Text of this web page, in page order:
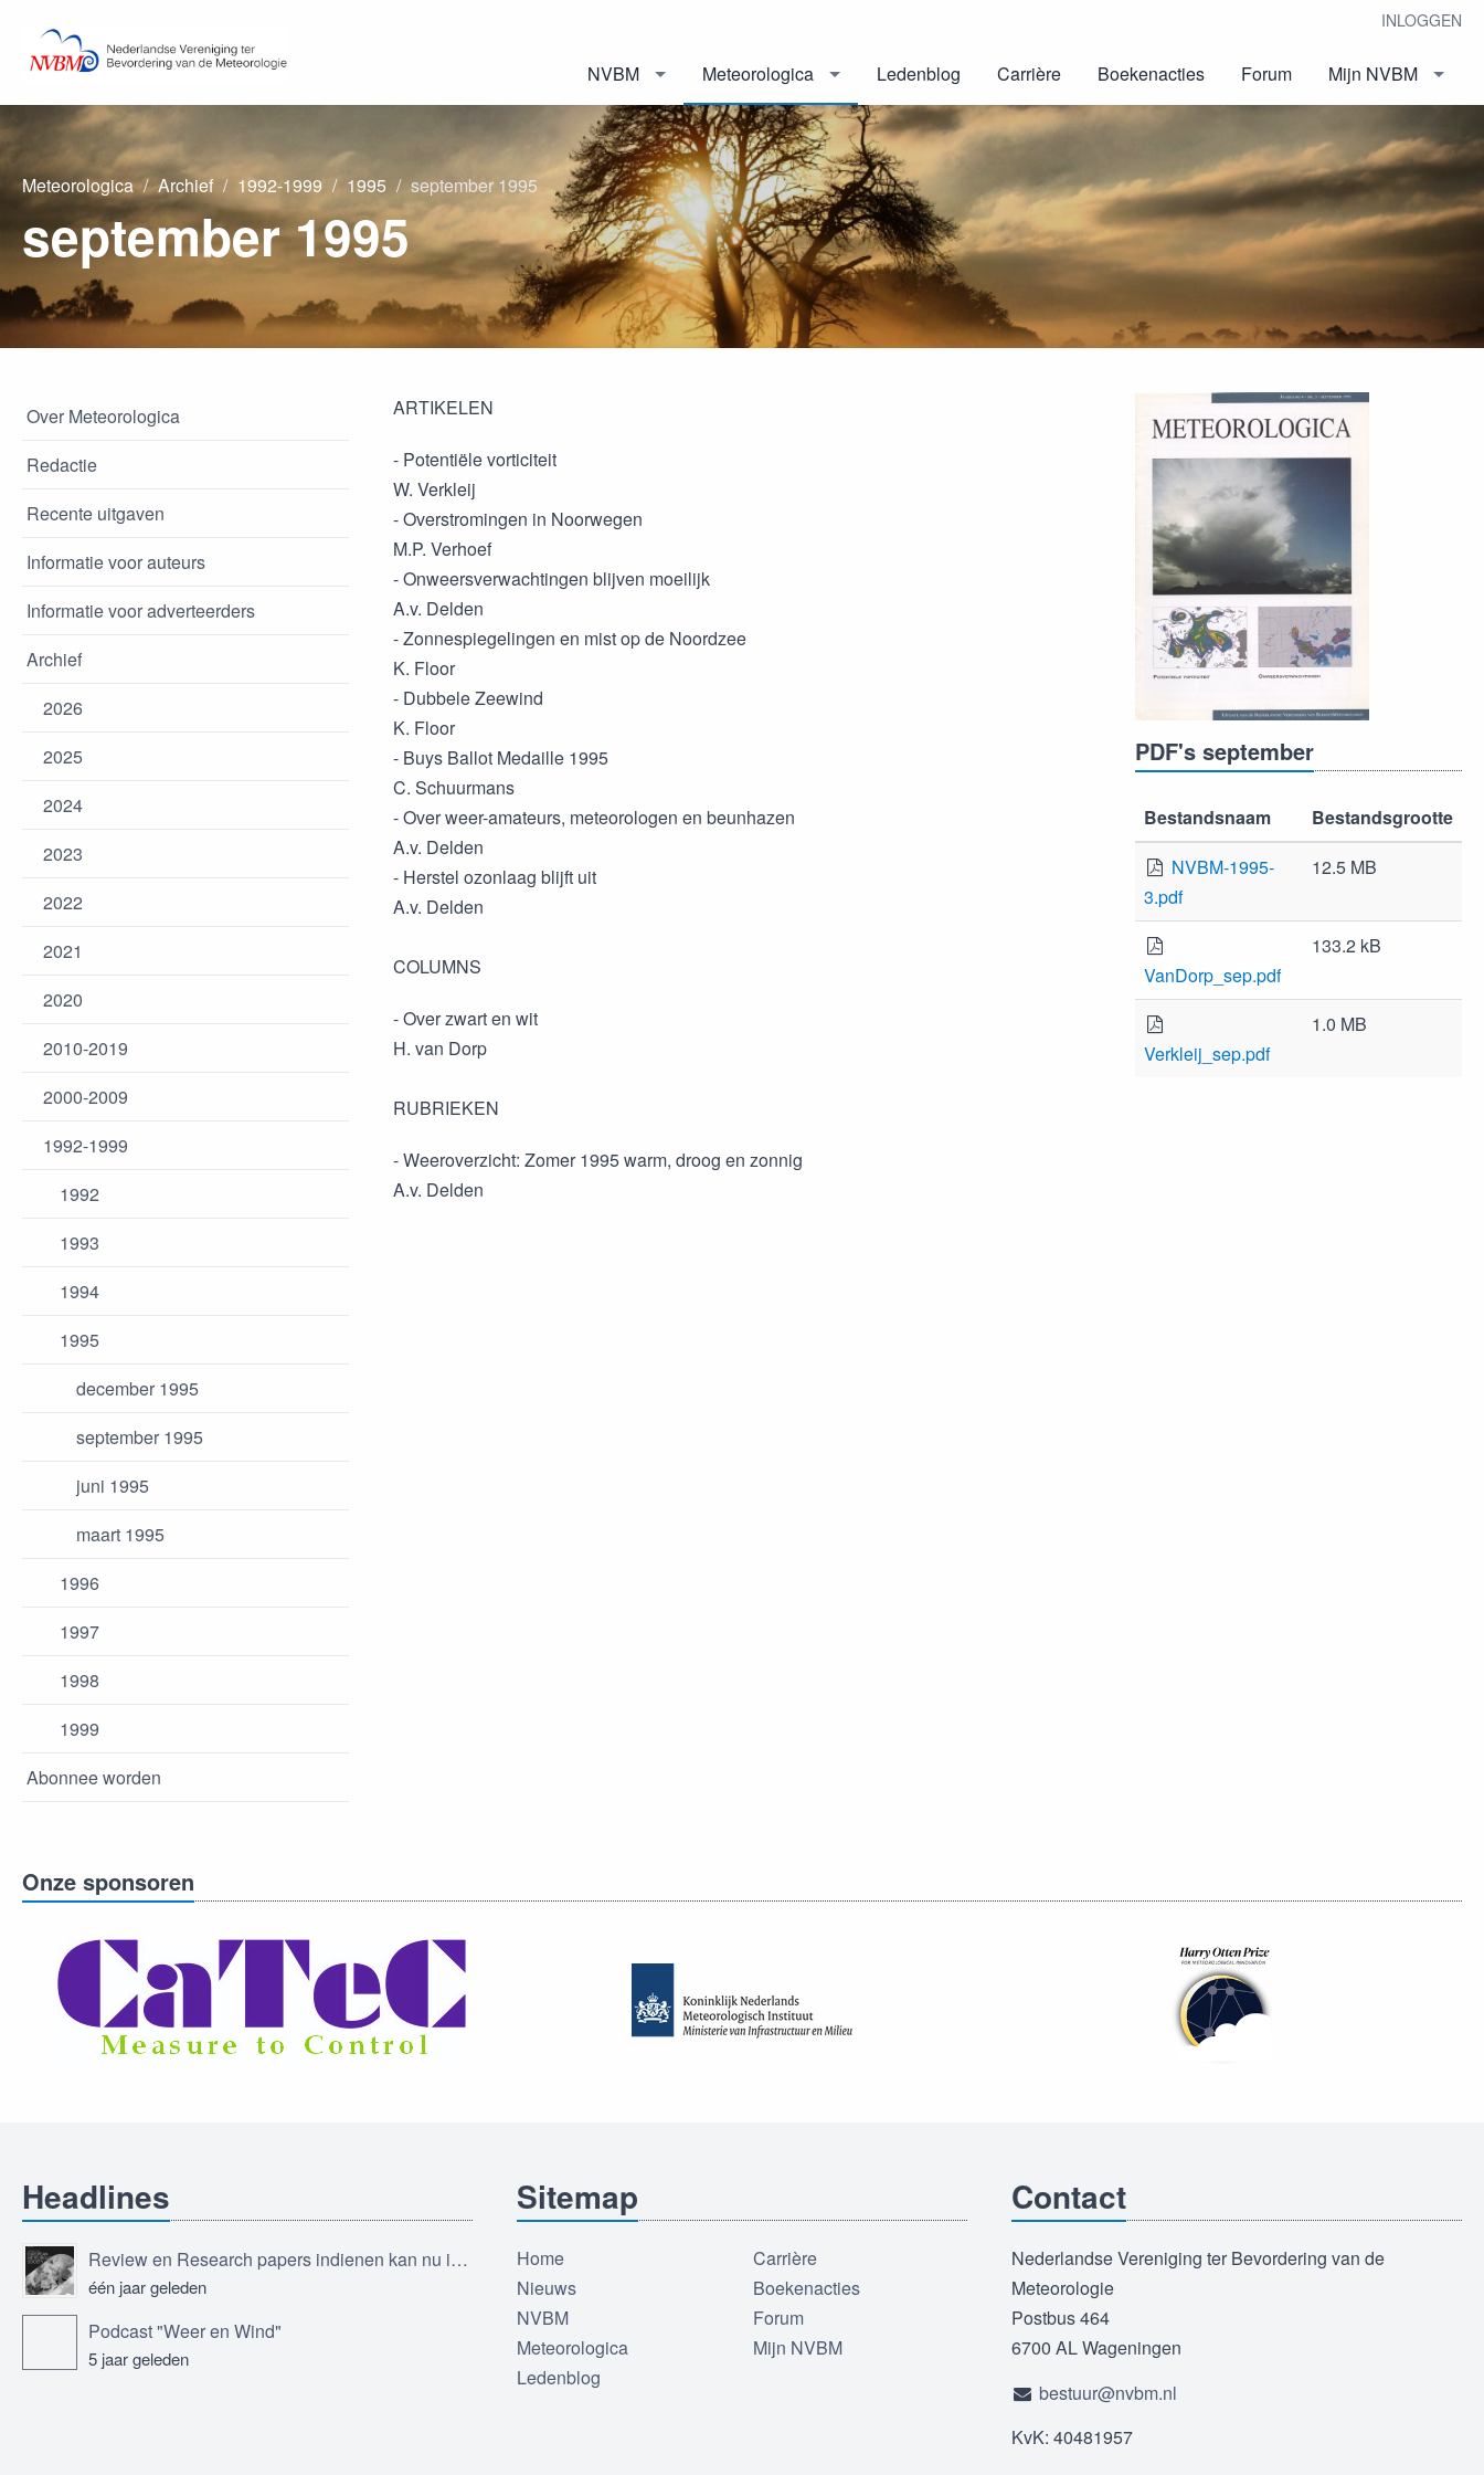
INLOGGEN
NVBM Meteorologica Ledenblog Carrière Boekenacties Forum Mijn NVBM
Meteorologica Archief 1992-1999 1995 september 1995
september 1995
Over Meteorologica
Redactie
Recente uitgaven
Informatie voor auteurs
Informatie voor adverteerders
Archief
2026
2025
2024
2023
2022
2021
2020
2010-2019
2000-2009
1992-1999
1992
1993
1994
1995
december 1995
september 1995
juni 1995
maart 1995
1996
1997
1998
1999
Abonnee worden
ARTIKELEN
- Potentiële vorticiteit
W. Verkleij
- Overstromingen in Noorwegen
M.P. Verhoef
- Onweersverwachtingen blijven moeilijk
A.v. Delden
- Zonnespiegelingen en mist op de Noordzee
K. Floor
- Dubbele Zeewind
K. Floor
- Buys Ballot Medaille 1995
C. Schuurmans
- Over weer-amateurs, meteorologen en beunhazen
A.v. Delden
- Herstel ozonlaag blijft uit
A.v. Delden
COLUMNS
- Over zwart en wit
H. van Dorp
RUBRIEKEN
- Weeroverzicht: Zomer 1995 warm, droog en zonnig
A.v. Delden
PDF's september
Bestandsnaam
Bestandsgrootte
NVBM-1995-
3.pdf
12.5 MB
VanDorp_sep.pdf
133.2 kB
Verkleij_sep.pdf
1.0 MB
Onze sponsoren
Headlines
Review en Research papers indienen kan nu in Journal of the European Meteorological Society
één jaar geleden
Podcast "Weer en Wind"
5 jaar geleden
Sitemap
Home
Nieuws
NVBM
Meteorologica
Ledenblog
Carrière
Boekenacties
Forum
Mijn NVBM
Contact
Nederlandse Vereniging ter Bevordering van de
Meteorologie
Postbus 464
6700 AL Wageningen
bestuur@nvbm.nl
KvK: 40481957